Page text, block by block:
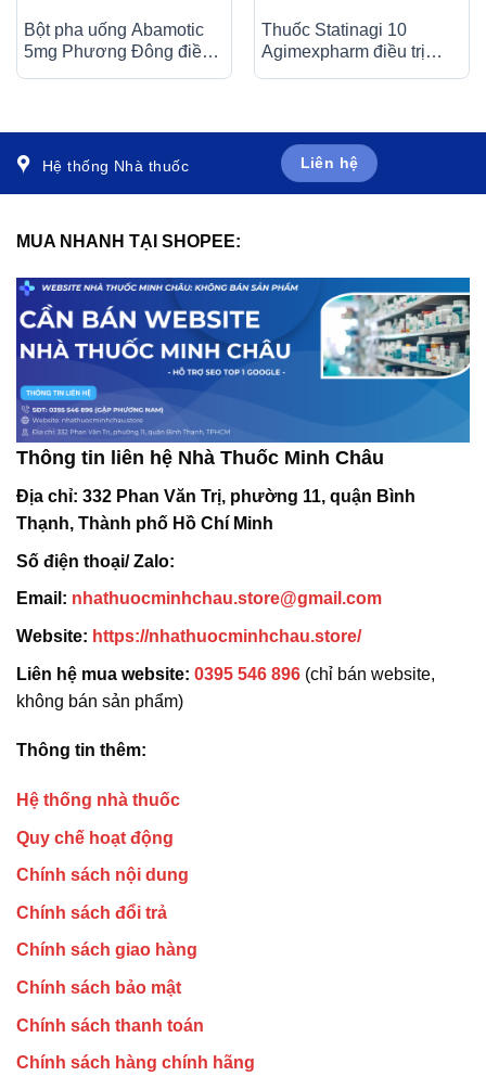
Bột pha uống Abamotic
5mg Phương Đông điều
Thuốc Statinagi 10
Agimexpharm điều trị
Hệ thống Nhà thuốc Liên hệ
MUA NHANH TẠI SHOPEE:
Thông tin liên hệ Nhà Thuốc Minh Châu
Địa chỉ: 332 Phan Văn Trị, phường 11, quận Bình
Thạnh, Thành phố Hồ Chí Minh
Số điện thoại/ Zalo:
Email: nhathuocminhchau.store@gmail.com
Website: https://nhathuocminhchau.store/
Liên hệ mua website: 0395 546 896 (chỉ bán website,
không bán sản phẩm)
Thông tin thêm:
Hệ thống nhà thuốc
Quy chế hoạt động
Chính sách nội dung
Chính sách đổi trả
Chính sách giao hàng
Chính sách bảo mật
Chính sách thanh toán
Chính sách hàng chính hãng